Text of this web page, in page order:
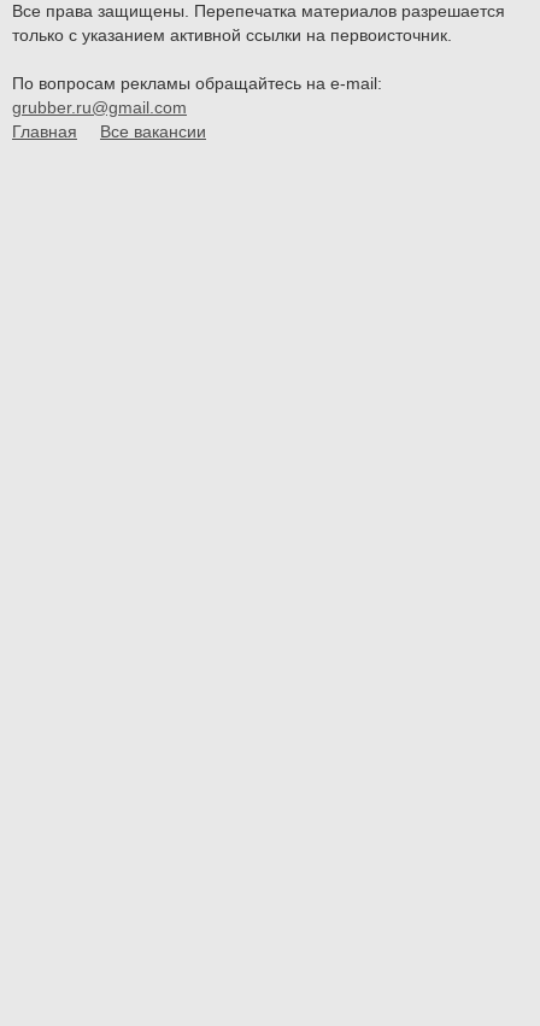
Все права защищены. Перепечатка материалов разрешается
только с указанием активной ссылки на первоисточник.
По вопросам рекламы обращайтесь на e-mail:
grubber.ru@gmail.com
Главная
Все вакансии